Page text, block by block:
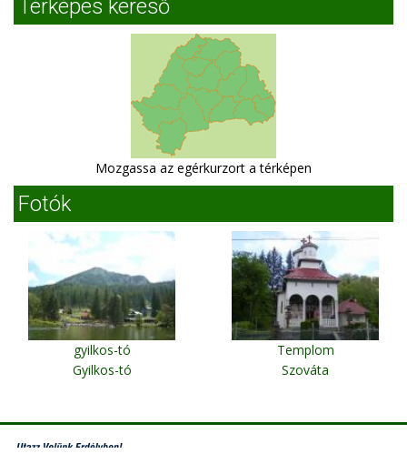
Térképes kereső
Mozgassa az egérkurzort a térképen
Fotók
gyilkos-tó
Gyilkos-tó
Templom
Szováta